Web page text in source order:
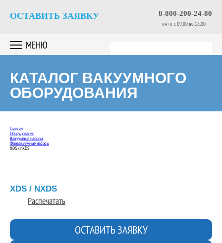
8-800-200-24-80
пн-пт c 09:00 до 18:00
ОСТАВИТЬ ЗАЯВКУ
МЕНЮ
КАТАЛОГ ВАКУУМНОГО
ОБОРУДОВАНИЯ
Главная
Оборудование
Вакуумные насосы
Форвакуумные насосы
XDS / nXDS
XDS / NXDS
Распечатать
ОСТАВИТЬ ЗАЯВКУ